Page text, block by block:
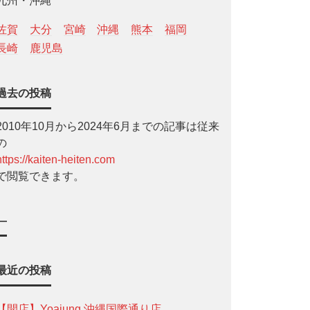
賀 大分 宮崎 沖縄 熊本
福岡
崎
鹿児島
去の投稿
年10月から2024年6月までの記事は従来
kaiten-heiten.com
閲覧できます。
近の投稿